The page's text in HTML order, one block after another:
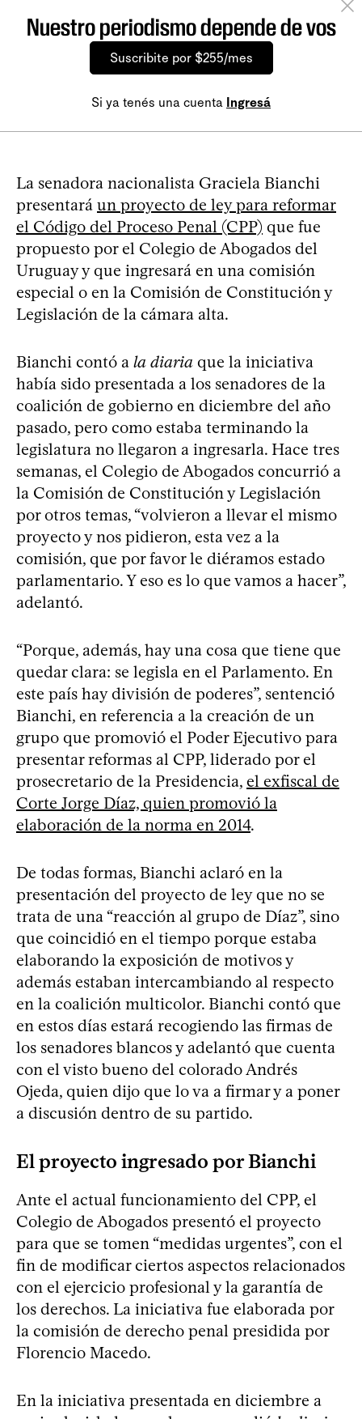
Nuestro periodismo depende de vos
Suscribite por $255/mes
Si ya tenés una cuenta Ingresá
La senadora nacionalista Graciela Bianchi
presentará un proyecto de ley para reformar
el Código del Proceso Penal (CPP) que fue
propuesto por el Colegio de Abogados del
Uruguay y que ingresará en una comisión
especial o en la Comisión de Constitución y
Legislación de la cámara alta.
Bianchi contó a la diaria que la iniciativa
había sido presentada a los senadores de la
coalición de gobierno en diciembre del año
pasado, pero como estaba terminando la
legislatura no llegaron a ingresarla. Hace tres
semanas, el Colegio de Abogados concurrió a
la Comisión de Constitución y Legislación
por otros temas, “volvieron a llevar el mismo
proyecto y nos pidieron, esta vez a la
comisión, que por favor le diéramos estado
parlamentario. Y eso es lo que vamos a hacer”,
adelantó.
“Porque, además, hay una cosa que tiene que
quedar clara: se legisla en el Parlamento. En
este país hay división de poderes”, sentenció
Bianchi, en referencia a la creación de un
grupo que promovió el Poder Ejecutivo para
presentar reformas al CPP, liderado por el
prosecretario de la Presidencia, el exfiscal de
Corte Jorge Díaz, quien promovió la
elaboración de la norma en 2014.
De todas formas, Bianchi aclaró en la
presentación del proyecto de ley que no se
trata de una “reacción al grupo de Díaz”, sino
que coincidió en el tiempo porque estaba
elaborando la exposición de motivos y
además estaban intercambiando al respecto
en la coalición multicolor. Bianchi contó que
en estos días estará recogiendo las firmas de
los senadores blancos y adelantó que cuenta
con el visto bueno del colorado Andrés
Ojeda, quien dijo que lo va a firmar y a poner
a discusión dentro de su partido.
El proyecto ingresado por Bianchi
Ante el actual funcionamiento del CPP, el
Colegio de Abogados presentó el proyecto
para que se tomen “medidas urgentes”, con el
fin de modificar ciertos aspectos relacionados
con el ejercicio profesional y la garantía de
los derechos. La iniciativa fue elaborada por
la comisión de derecho penal presidida por
Florencio Macedo.
En la iniciativa presentada en diciembre a